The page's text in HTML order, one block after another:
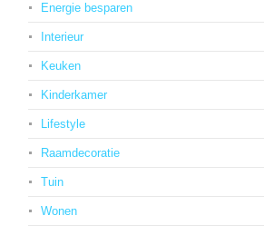
Energie besparen
Interieur
Keuken
Kinderkamer
Lifestyle
Raamdecoratie
Tuin
Wonen